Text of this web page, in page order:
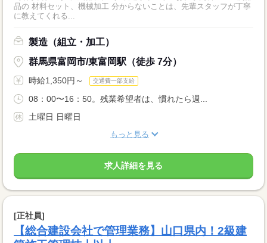
品の 材料セット、機械加工 分からないことは、先輩スタッフが丁寧
に教えてくれる...
製造（組立・加工）
群馬県富岡市/東富岡駅（徒歩 7分）
時給1,350円～ 交通費一部支給
08：00〜16：50。残業希望者は、慣れたら週...
土曜日 日曜日
もっと見る
求人詳細を見る
[正社員]
【総合建設会社で管理業務】山口県内！2級建